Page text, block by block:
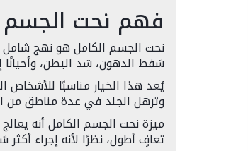
فهم نحت الجسم
نحت الجسم الكامل هو نهج
شفط الدهون، شد البطن،
يُعد هذا الخيار مناسبًا للأشخاص
وترهل الجلد في عدة مناطق من
ميزة نحت الجسم الكامل أنه
تعافٍ أطول، نظرًا لأنه إجراء أكثر